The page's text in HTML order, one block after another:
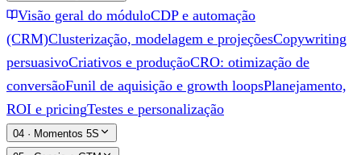
Visão geral do móduloCDP e automação
(CRM)Clusterização, modelagem e projeçõesCopywriting
persuasivoCriativos e produçãoCRO: otimização de
conversãoFunil de aquisição e growth loopsPlanejamento,
ROI e pricingTestes e personalização
04 · Momentos 5S